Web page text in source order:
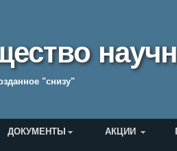
"снизу"
меню
ДОКУМЕНТЫ АКЦИИ